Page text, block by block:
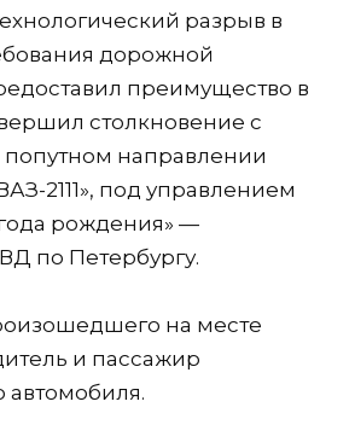
разрыв в
дорожной
преимущество в
столкновение с
направлении
2111», под управлением
рождения» —
по Петербургу.
на месте
и пассажир
автомобиля.